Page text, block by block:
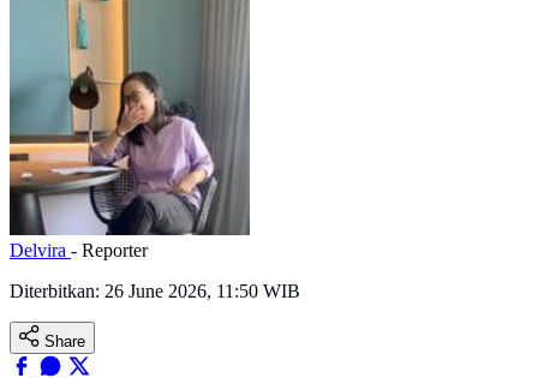
Delvira - Reporter
Diterbitkan: 26 June 2026, 11:50 WIB
Share